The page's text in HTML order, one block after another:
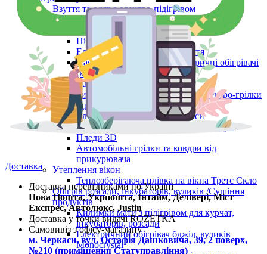
Взуття та одяг з електро-підігрівом
Підігрів ніг (устілки у взуття)
Підігрів тіла (від USB 5 V)
Підігрів рук (від USB 5 V)
Електричні сушарки для взуття
Настільні інфрачервоні електричні обігрівачі
(килимки для комп. миші)
Жилети з підігрівом
Електричні простирадла та ковдри, Електро-грілки
та Пледи 3D
Електрогрілки та електропояси
Електропростирадла та електроковдри
Пледи 3D
Автомобільні грілки та ковдри від
прикурювача
Утеплення вікон
Теплозберігаюча плівка на вікна Третє Скло
Обігрів розсади, інкубаторів, вуликів /Сушіння
продуктів
Килимки мати з підігрівом для курчат,
інкубаторів, розсади
Електричний обігрівач бджіл, вуликів
Monocrystal
Доставка
Доставка перевізниками по Україні
Нова Пошта, Укрпошта, Інтайм, Делівері, Міст
Експрес, Автолюкс, Justin
Доставка у точки видачі ROZETKA
Самовивіз з офісу-магазину
м. Черкаси, вул. Остафія Дашковича, 39, 2 поверх,
№210 (приміщення Статуправління)